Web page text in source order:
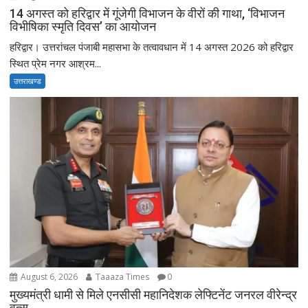
14 अगस्त को हरिद्वार में गूंजेगी विभाजन के वीरों की गाथा, ‘विभाजन
विभीषिका स्मृति दिवस’ का आयोजन
हरिद्वार। उत्तरांचल पंजाबी महासभा के तत्वावधान में 14 अगस्त 2026 को हरिद्वार
स्थित प्रेम नगर आश्रम...
उत्तराखण्ड
August 6, 2026 Taaaza Times 0
मुख्यमंत्री धामी से मिले एनसीसी महानिदेशक लेफ्टिनेंट जनरल वीरेन्द्र